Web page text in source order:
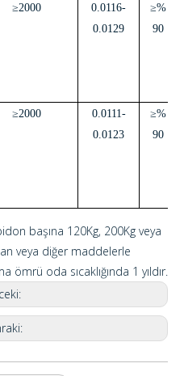
≥2000
0.0116-
0.0129
≥%
90
≥2000
0.0111-
0.0123
≥%
90
başına 120Kg, 200Kg veya
veya diğer maddelerle
ömrü oda sıcaklığında 1 yıldır.